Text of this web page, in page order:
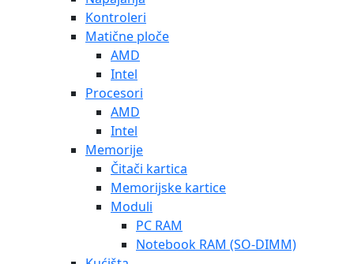
Kontroleri
Matične ploče
AMD
Intel
Procesori
AMD
Intel
Memorije
Čitači kartica
Memorijske kartice
Moduli
PC RAM
Notebook RAM (SO-DIMM)